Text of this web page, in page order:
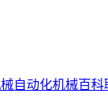
自动化机械百科